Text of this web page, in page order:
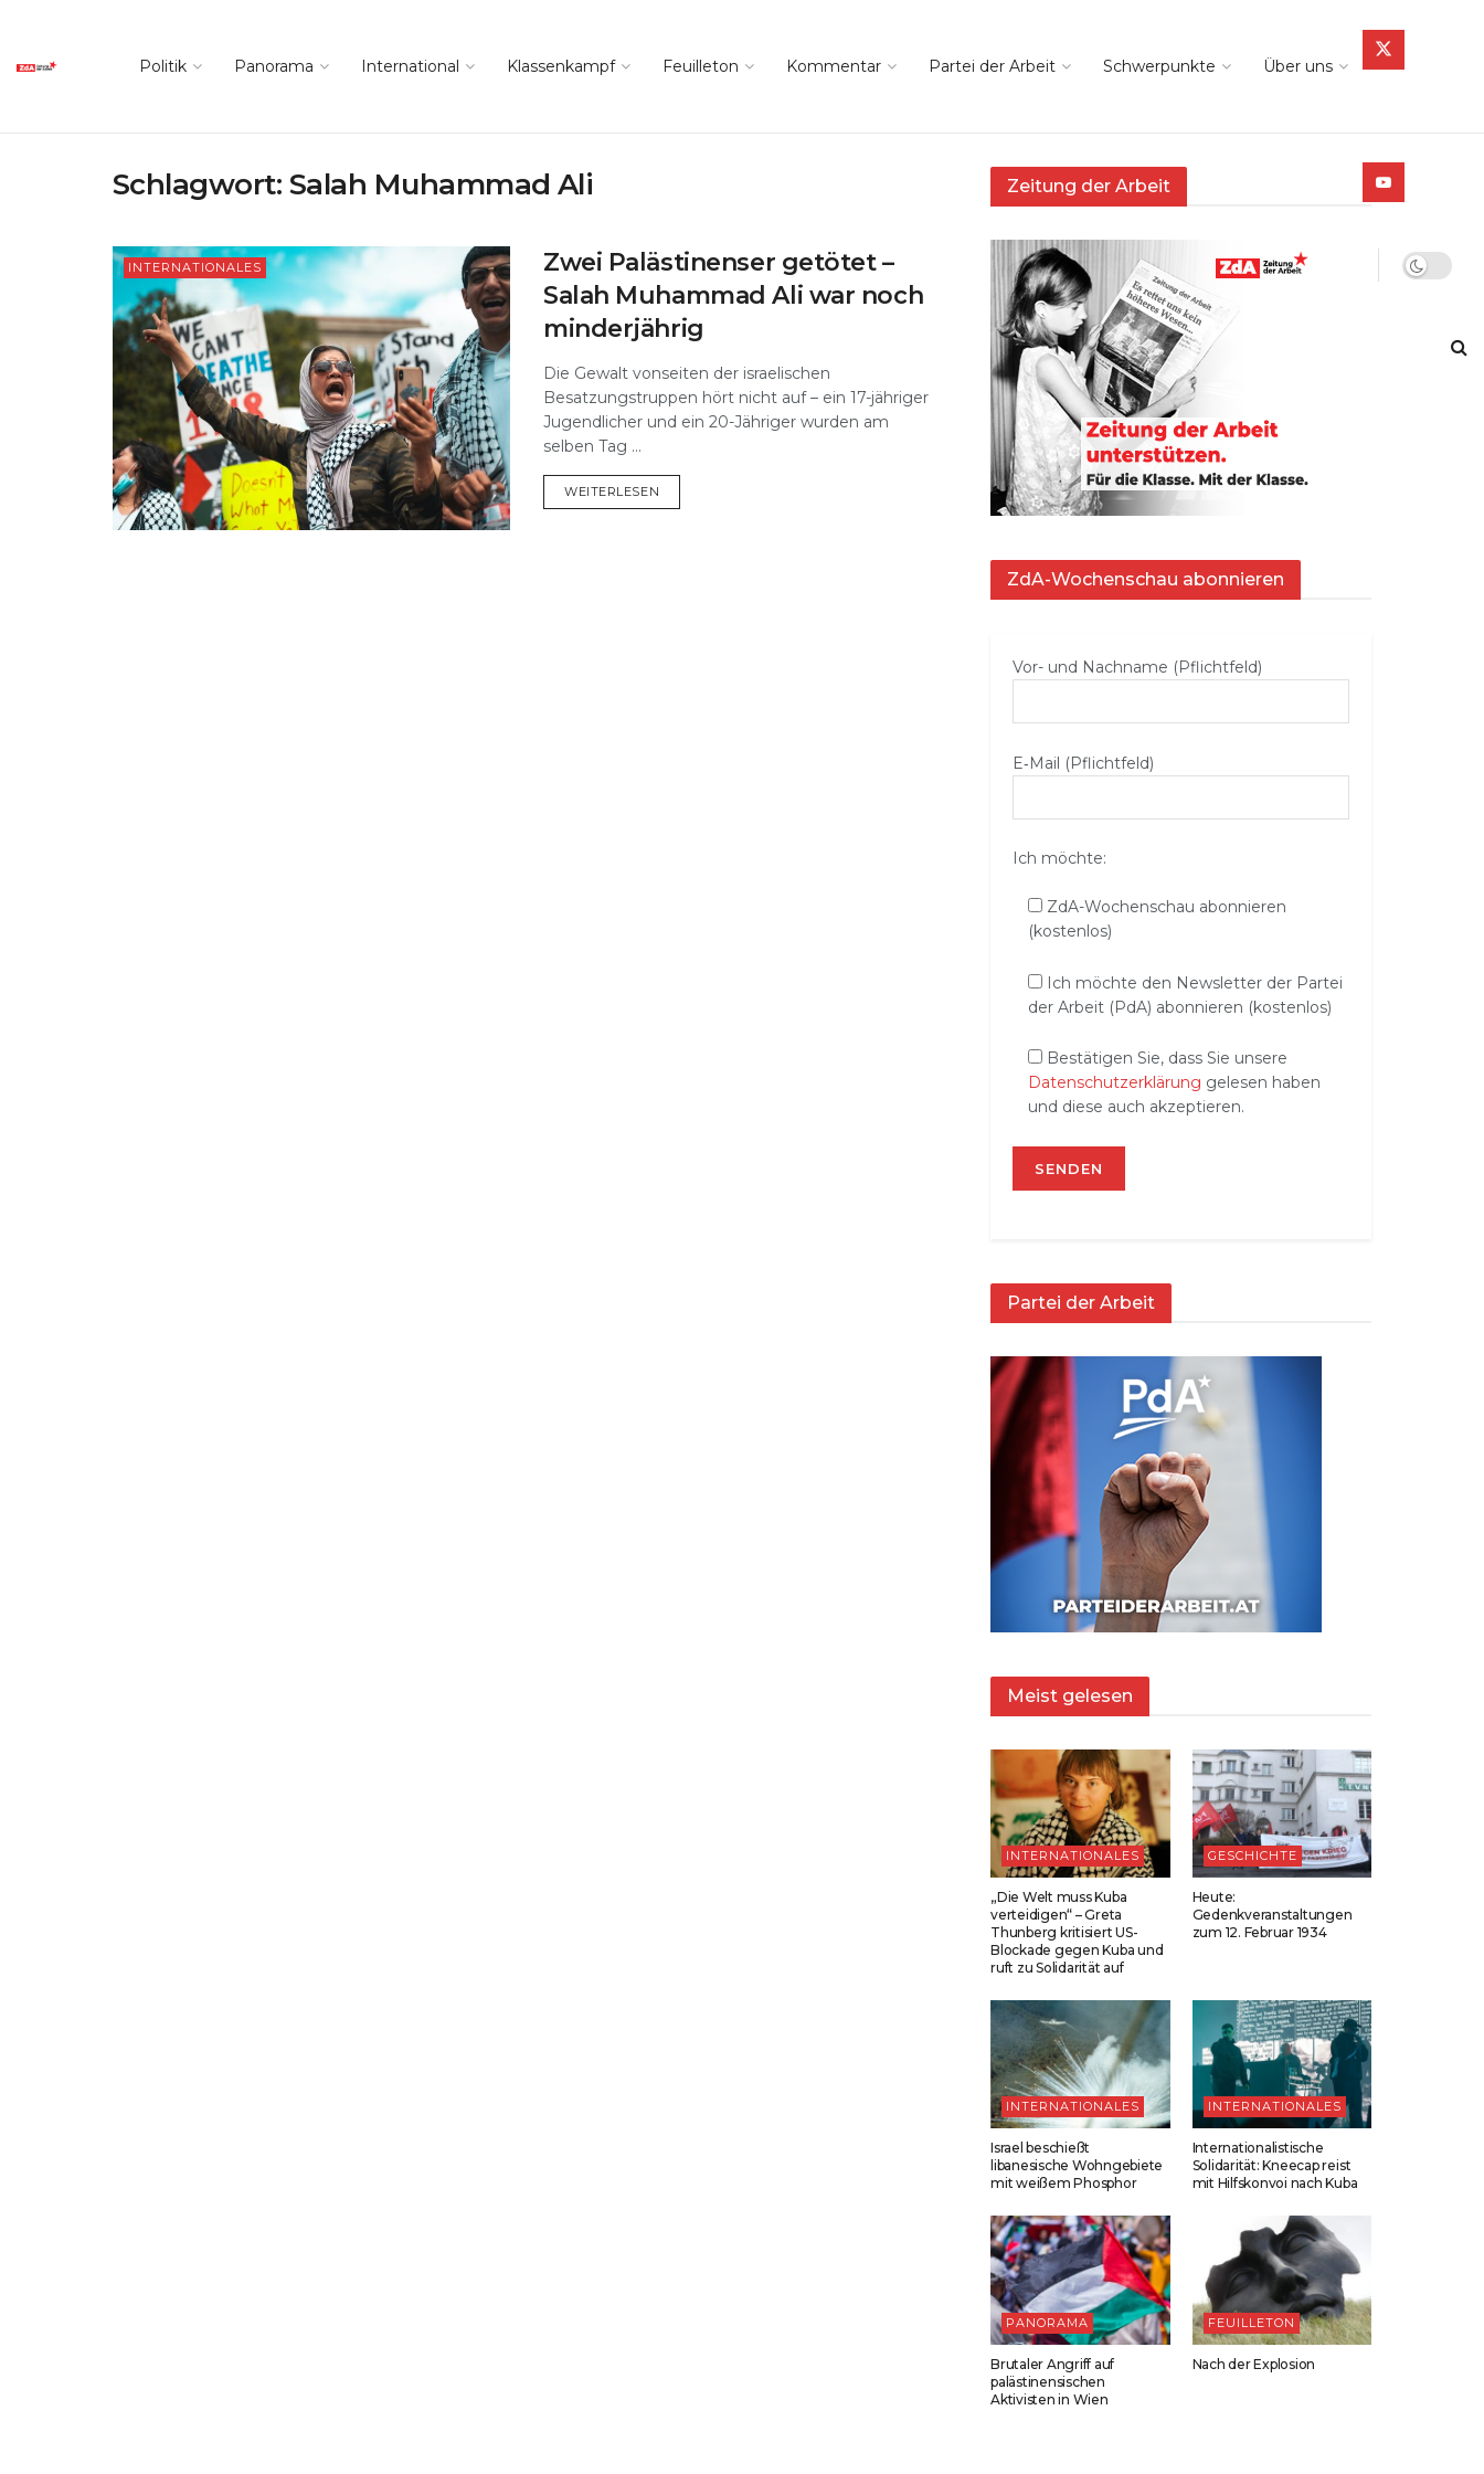
Politik Panorama International Klassenkampf Feuilleton Kommentar Partei der Arbeit Schwerpunkte Über uns
Schlagwort: Salah Muhammad Ali
INTERNATIONALES
Zwei Palästinenser getötet –
Salah Muhammad Ali war noch
minderjährig
Die Gewalt vonseiten der israelischen
Besatzungstruppen hört nicht auf – ein 17-jähriger
Jugendlicher und ein 20-Jähriger wurden am
selben Tag ...
WEITERLESEN
Zeitung der Arbeit
ZdA-Wochenschau abonnieren
Vor- und Nachname (Pflichtfeld)
E‑Mail (Pflichtfeld)
Ich möchte:
ZdA-Wochenschau abonnieren
(kostenlos)
Ich möchte den Newsletter der Partei
der Arbeit (PdA) abonnieren (kostenlos)
Bestätigen Sie, dass Sie unsere
Datenschutzerklärung gelesen haben
und diese auch akzeptieren.
Partei der Arbeit
Meist gelesen
INTERNATIONALES
„Die Welt muss Kuba
verteidigen“ – Greta
Thunberg kritisiert US-
Blockade gegen Kuba und
ruft zu Solidarität auf
GESCHICHTE
Heute:
Gedenkveranstaltungen
zum 12. Februar 1934
INTERNATIONALES
Israel beschießt
libanesische Wohngebiete
mit weißem Phosphor
INTERNATIONALES
Internationalistische
Solidarität: Kneecap reist
mit Hilfskonvoi nach Kuba
PANORAMA
Brutaler Angriff auf
palästinensischen
Aktivisten in Wien
FEUILLETON
Nach der Explosion